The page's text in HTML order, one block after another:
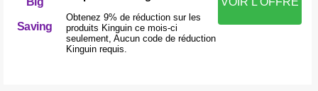
Saving
Obtenez 9% de réduction sur les
produits Kinguin ce mois-ci
seulement, Aucun code de réduction
Kinguin requis.